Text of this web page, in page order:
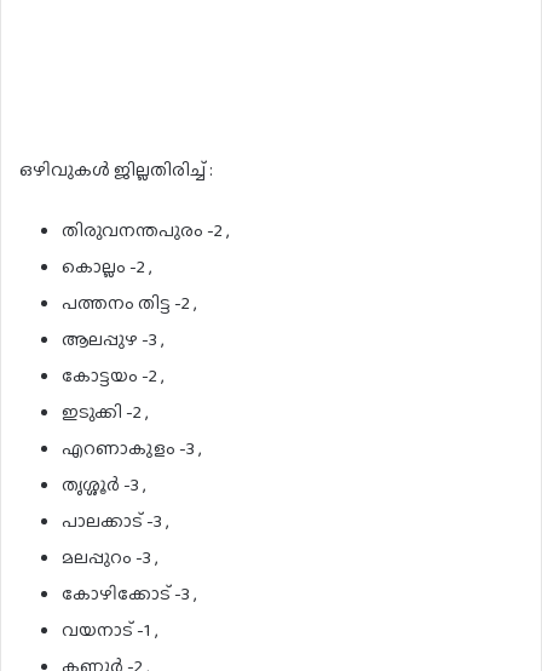
ഒഴിവുകൾ ജില്ലതിരിച്ച് :
തിരുവനന്തപുരം -2 ,
കൊല്ലം -2 ,
പത്തനം തിട്ട -2 ,
ആലപ്പുഴ -3 ,
കോട്ടയം -2 ,
ഇടുക്കി -2 ,
എറണാകുളം -3 ,
തൃശ്ശൂർ -3 ,
പാലക്കാട് -3 ,
മലപ്പുറം -3 ,
കോഴിക്കോട് -3 ,
വയനാട് -1 ,